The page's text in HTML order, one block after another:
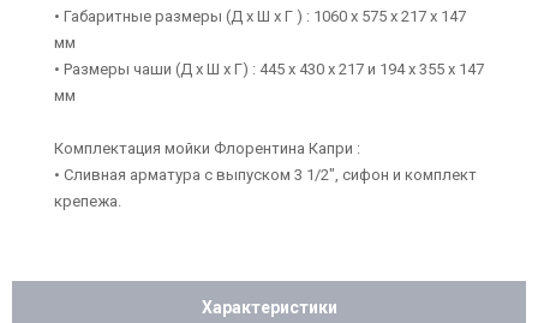
• Габаритные размеры (Д х Ш х Г ) : 1060 х 575 х 217 х 147
мм
• Размеры чаши (Д х Ш х Г) : 445 х 430 х 217 и 194 х 355 х 147
мм
Комплектация мойки Флорентина Капри :
• Сливная арматура с выпуском 3 1/2", сифон и комплект
крепежа.
Характеристики